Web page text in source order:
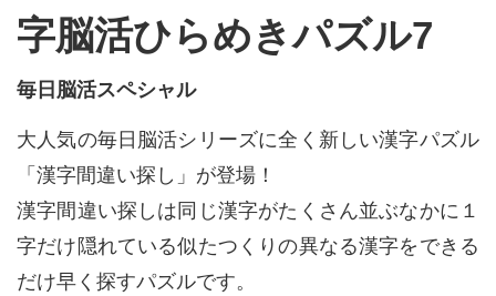
字脳活ひらめきパズル7
毎日脳活スペシャル
大人気の毎日脳活シリーズに全く新しい漢字パズル
「漢字間違い探し」が登場！
漢字間違い探しは同じ漢字がたくさん並ぶなかに１
字だけ隠れている似たつくりの異なる漢字をできる
だけ早く探すパズルです。